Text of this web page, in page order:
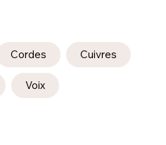
Cordes Cuivres
Voix